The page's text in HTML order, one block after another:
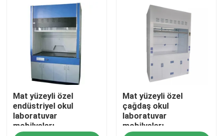
Ev
Mat yüzeyli özel
endüstriyel okul
laboratuvar
mobilyaları
Mat yüzeyli özel
çağdaş okul
laboratuvar
mobilyaları